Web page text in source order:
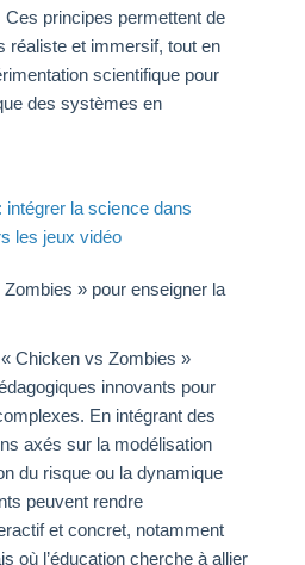
Ces principes permettent de
réaliste et immersif, tout en
scientifique pour
des systèmes en
la science dans
les jeux vidéo
» pour enseigner la
Chicken vs Zombies »
innovants pour
En intégrant des
axés sur la modélisation
du risque ou la dynamique
peuvent rendre
et concret, notamment
où l’éducation cherche à allier